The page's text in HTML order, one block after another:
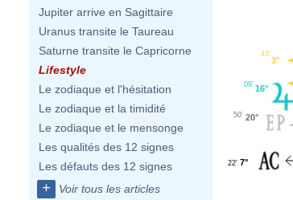
Jupiter arrive en Sagittaire
Uranus transite le Taureau
Saturne transite le Capricorne
Lifestyle
Le zodiaque et l'hésitation
Le zodiaque et la timidité
Le zodiaque et le mensonge
Les qualités des 12 signes
Les défauts des 12 signes
+ Voir tous les articles
3°
43'
16°
09'
20°
50'
7°
22'